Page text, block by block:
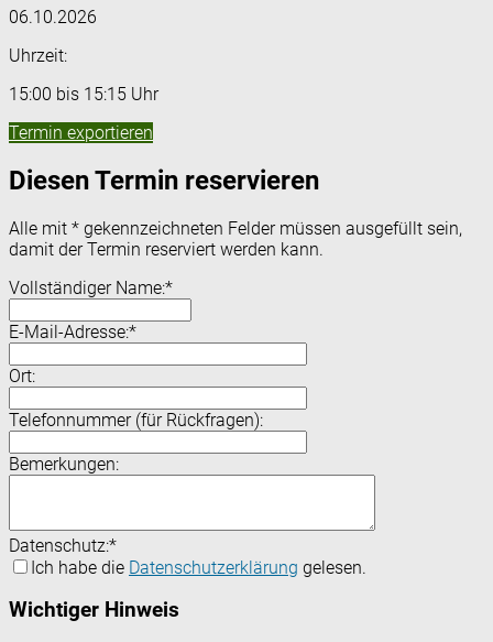
06.10.2026
Uhrzeit:
15:00 bis 15:15 Uhr
Termin exportieren
Diesen Termin reservieren
Alle mit * gekennzeichneten Felder müssen ausgefüllt sein,
damit der Termin reserviert werden kann.
Vollständiger Name:*
E-Mail-Adresse:*
Ort:
Telefonnummer (für Rückfragen):
Bemerkungen:
Datenschutz:*
Ich habe die Datenschutzerklärung gelesen.
Wichtiger Hinweis